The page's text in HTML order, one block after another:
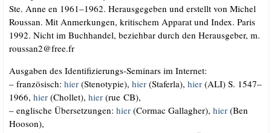
Ste. Anne en 1961–1962. Her­aus­ge­ge­ben und erstellt von Michel
Rous­san. Mit Anmer­kun­gen, kri­ti­schem Appa­rat und Index. Paris
1992. Nicht im Buch­han­del, bezieh­bar durch den Her­aus­ge­ber, m.​
roussan2@​free.​fr
Aus­ga­ben des Iden­ti­fi­zie­rungs-Semi­nars im Internet:
– fran­zö­sisch: hier(Ste­no­ty­pie), hier(Sta­fer­la), hier (ALI) S. 1547–
1966, hier(Chol­let), hier(rue CB),
– eng­li­sche Über­set­zun­gen: hier(Cor­mac Gal­lag­her), hier(Ben
Hooson),